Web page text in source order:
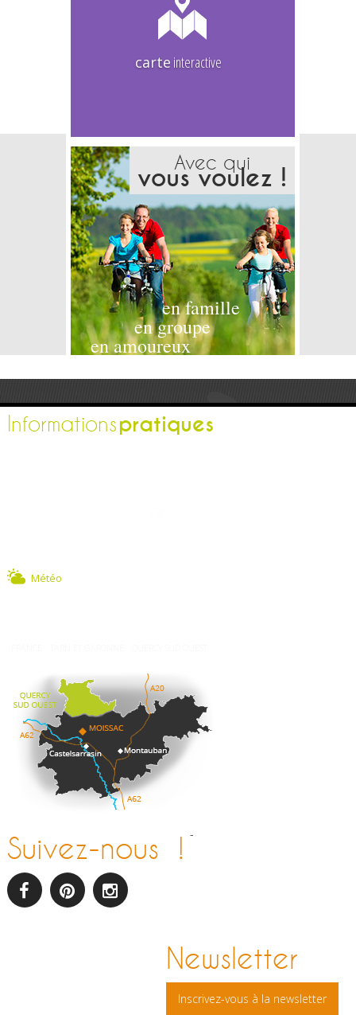
carte interactive
Avec qui
vous voulez !
en famille
en groupe
en amoureux
Informationspratiques
Météo
Suivez-nous !
Newsletter
Inscrivez-vous à la newsletter
-